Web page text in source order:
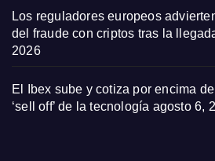
Los reguladores europeos
del fraude con criptos tras la
2026
El Ibex sube y cotiza por encima
‘sell off’ de la tecnología agosto 6,